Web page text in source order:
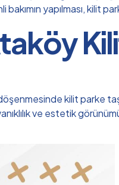
yapılması, kilit
kilit parke
ve estetik